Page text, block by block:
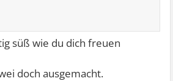
süß wie du dich freuen
doch ausgemacht.